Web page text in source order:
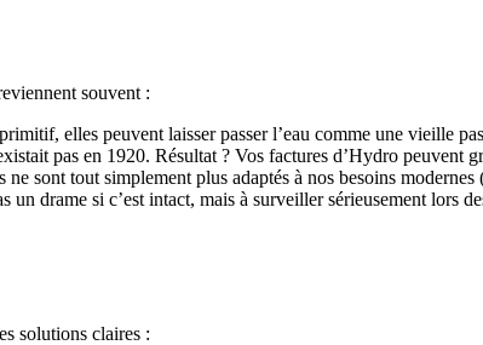
souvent :
elles peuvent laisser passer l’eau comme une vieille
pas en 1920. Résultat ? Vos factures d’Hydro peuvent
ne sont tout simplement plus adaptés à nos besoins
drame si c’est intact, mais à surveiller sérieusement lors
solutions claires :